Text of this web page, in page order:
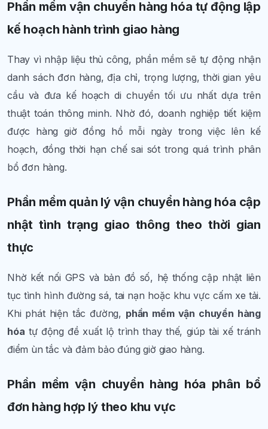
Phần mềm vận chuyển hàng hóa tự động lập
kế hoạch hành trình giao hàng
Thay vì nhập liệu thủ công, phần mềm sẽ tự động nhận
danh sách đơn hàng, địa chỉ, trọng lượng, thời gian yêu
cầu và đưa kế hoạch di chuyển tối ưu nhất dựa trên
thuật toán thông minh. Nhờ đó, doanh nghiệp tiết kiệm
được hàng giờ đồng hồ mỗi ngày trong việc lên kế
hoạch, đồng thời hạn chế sai sót trong quá trình phân
bổ đơn hàng.
Phần mềm quản lý vận chuyển hàng hóa cập
nhật tình trạng giao thông theo thời gian
thực
Nhờ kết nối GPS và bản đồ số, hệ thống cập nhật liên
tục tình hình đường sá, tai nạn hoặc khu vực cấm xe tải.
Khi phát hiện tắc đường, phần mềm vận chuyển hàng
hóa tự động đề xuất lộ trình thay thế, giúp tài xế tránh
điểm ùn tắc và đảm bảo đúng giờ giao hàng.
Phần mềm vận chuyển hàng hóa phân bổ
đơn hàng hợp lý theo khu vực